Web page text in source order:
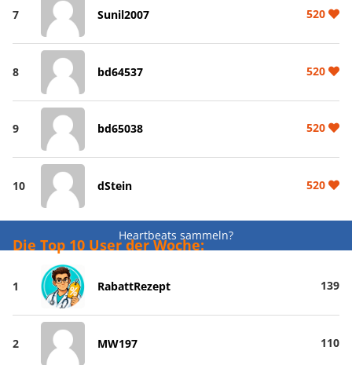
7 Sunil2007 520
8 bd64537 520
9 bd65038 520
10 dStein 520
Heartbeats sammeln?
Die Top 10 User der Woche:
1 RabattRezept 139
2 MW197 110